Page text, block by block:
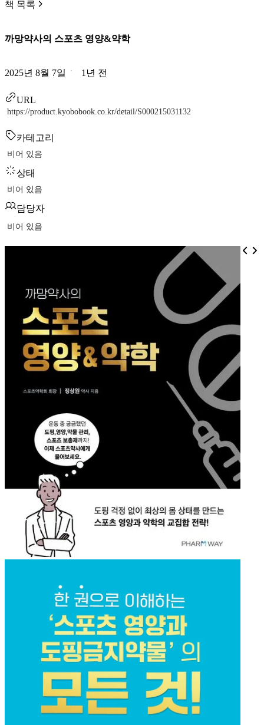
책 목록
까망약사의 스포츠 영양&약학
2025년 8월 7일 1년 전
URL
https://product.kyobobook.co.kr/detail/S000215031132
카테고리
비어 있음
상태
비어 있음
담당자
비어 있음